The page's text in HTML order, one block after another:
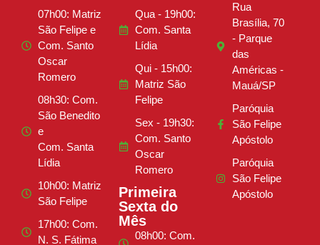
07h00: Matriz
São Felipe e
Com. Santo
Oscar
Romero
08h30: Com.
São Benedito
e
Com. Santa
Lídia
10h00: Matriz
São Felipe
17h00: Com.
N. S. Fátima
Qua - 19h00:
Com. Santa
Lídia
Qui - 15h00:
Matriz São
Felipe
Sex - 19h30:
Com. Santo
Oscar
Romero
Primeira
Sexta do
Mês
08h00: Com.
Rua
Brasília, 70
- Parque
das
Américas -
Mauá/SP
Paróquia
São Felipe
Apóstolo
Paróquia
São Felipe
Apóstolo